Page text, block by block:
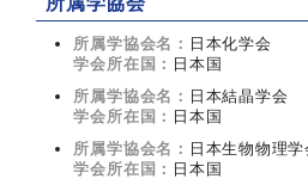
所属学協会名： 日本化学会
学会所在国： 日本国
所属学協会名： 日本結晶学会
学会所在国： 日本国
所属学協会名： 日本生物物理学
学会所在国： 日本国